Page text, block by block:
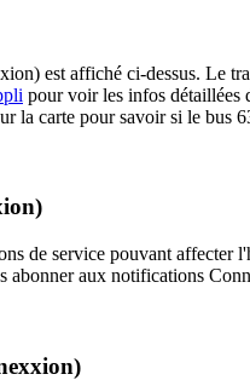
est affiché ci-dessus. Le
pour voir les infos détaillées
la carte pour savoir si le bus
de service pouvant affecter
abonner aux notifications